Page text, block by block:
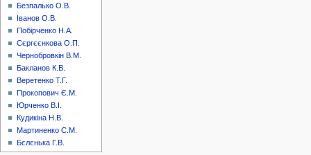
Безпалько О.В.
Іванов О.В.
Побірченко Н.А.
Сєргєєнкова О.П.
Чернобровкін В.М.
Бакланов К.В.
Веретенко Т.Г.
Прокопович Є.М.
Юрченко В.І.
Кудикіна Н.В.
Мартиненко С.М.
Бєлєнька Г.В.